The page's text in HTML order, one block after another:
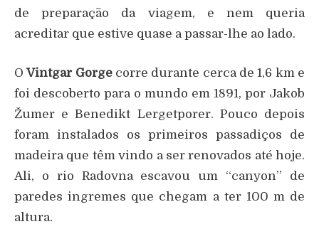
de preparação da viagem, e nem queria
acreditar que estive quase a passar-lhe ao lado.
OVintgar Gorgecorre durante cerca de 1,6 km e
foi descoberto para o mundo em 1891, por Jakob
Žumer e Benedikt Lergetporer. Pouco depois
foram instalados os primeiros passadiços de
madeira que têm vindo a ser renovados até hoje.
Ali, o rio Radovna escavou um “canyon” de
paredes ingremes que chegam a ter 100 m de
altura.